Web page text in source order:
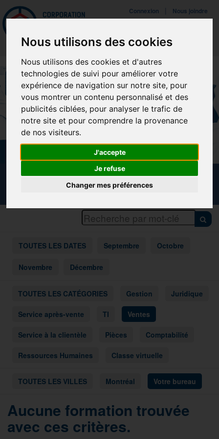
Nous utilisons des cookies
Nous utilisons des cookies et d'autres
technologies de suivi pour améliorer votre
expérience de navigation sur notre site, pour
vous montrer un contenu personnalisé et des
publicités ciblées, pour analyser le trafic de
notre site et pour comprendre la provenance
de nos visiteurs.
J'accepte
Je refuse
Changer mes préférences
Mettreà jour vos préférences de témoins
Connexion Nous joindre
CALENDRIER DES FORMATIONS
TOUTES LES DATES Septembre Octobre
Novembre Décembre
TOUTES LES CATÉGORIES Gestion Juridique
Service après-vente TI Ventes
Service à la clientèle Pièces Comptabilité
Ressources Humaines Classe virtuelle
TOUTES LES VILLES Montréal Votre bureau
Aucune formation trouvée
avec ces critères.